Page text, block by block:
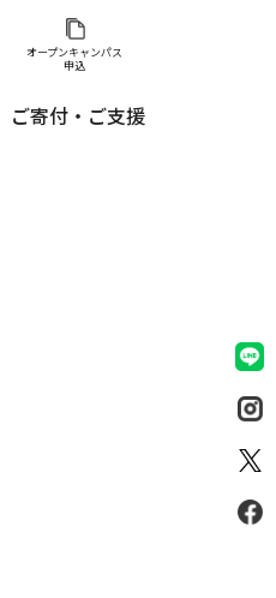
オープンキャンパス
申込
ご寄付・ご支援